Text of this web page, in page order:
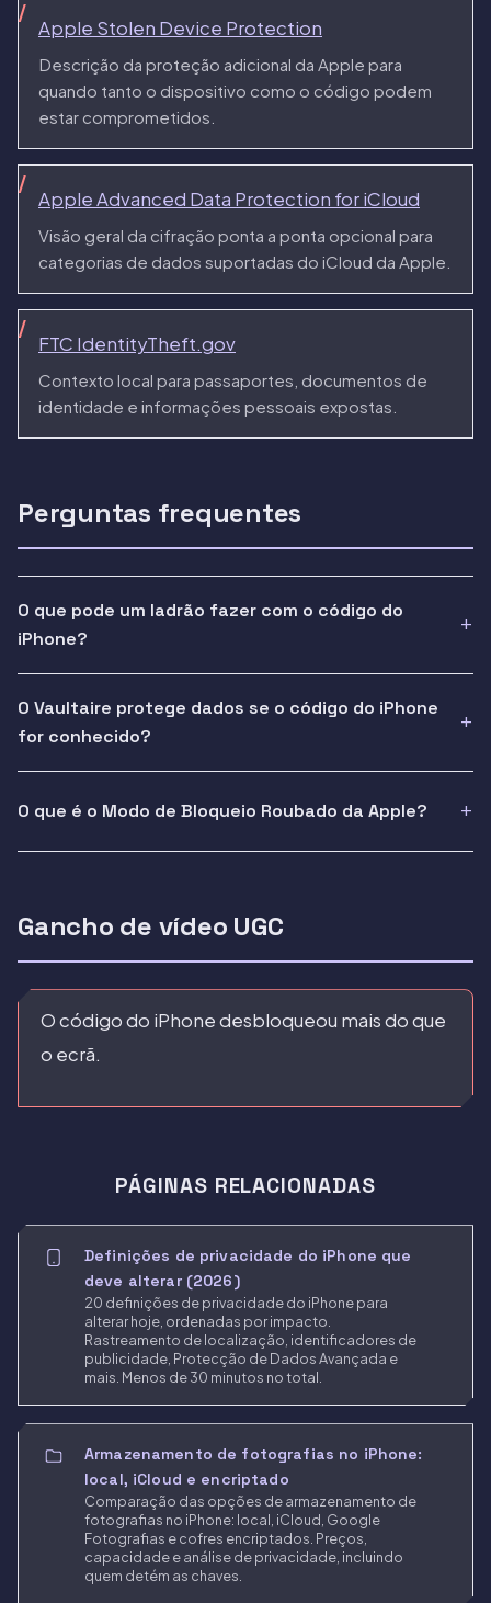
Apple Stolen Device Protection
Descrição da proteção adicional da Apple para
quando tanto o dispositivo como o código podem
estar comprometidos.
Apple Advanced Data Protection for iCloud
Visão geral da cifração ponta a ponta opcional para
categorias de dados suportadas do iCloud da Apple.
FTC IdentityTheft.gov
Contexto local para passaportes, documentos de
identidade e informações pessoais expostas.
Perguntas frequentes
O que pode um ladrão fazer com o código do
iPhone?
O Vaultaire protege dados se o código do iPhone
for conhecido?
O que é o Modo de Bloqueio Roubado da Apple?
Gancho de vídeo UGC
O código do iPhone desbloqueou mais do que
o ecrã.
PÁGINAS RELACIONADAS
Definições de privacidade do iPhone que
deve alterar (2026)
20 definições de privacidade do iPhone para
alterar hoje, ordenadas por impacto.
Rastreamento de localização, identificadores de
publicidade, Protecção de Dados Avançada e
mais. Menos de 30 minutos no total.
Armazenamento de fotografias no iPhone:
local, iCloud e encriptado
Comparação das opções de armazenamento de
fotografias no iPhone: local, iCloud, Google
Fotografias e cofres encriptados. Preços,
capacidade e análise de privacidade, incluindo
quem detém as chaves.